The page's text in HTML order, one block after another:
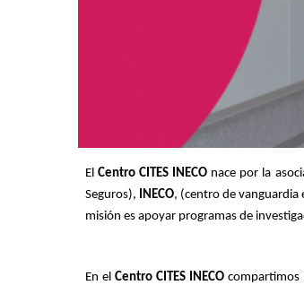
El Centro CITES INECO nace por la
Seguros), INECO, (centro de vanguardia
misión es apoyar programas de
En el Centro CITES INECO compartimos